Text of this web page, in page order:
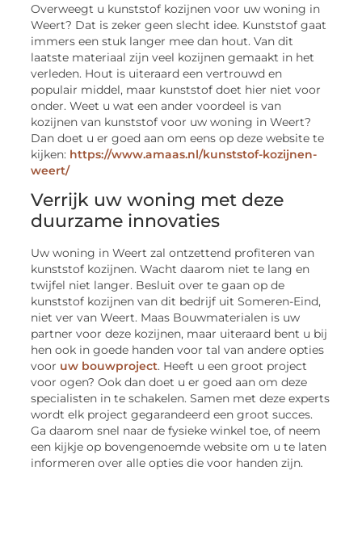
Overweegt u kunststof kozijnen voor uw woning in
Weert? Dat is zeker geen slecht idee. Kunststof gaat
immers een stuk langer mee dan hout. Van dit
laatste materiaal zijn veel kozijnen gemaakt in het
verleden. Hout is uiteraard een vertrouwd en
populair middel, maar kunststof doet hier niet voor
onder. Weet u wat een ander voordeel is van
kozijnen van kunststof voor uw woning in Weert?
Dan doet u er goed aan om eens op deze website te
kijken: https://www.amaas.nl/kunststof-kozijnen-
weert/
Verrijk uw woning met deze
duurzame innovaties
Uw woning in Weert zal ontzettend profiteren van
kunststof kozijnen. Wacht daarom niet te lang en
twijfel niet langer. Besluit over te gaan op de
kunststof kozijnen van dit bedrijf uit Someren-Eind,
niet ver van Weert. Maas Bouwmaterialen is uw
partner voor deze kozijnen, maar uiteraard bent u bij
hen ook in goede handen voor tal van andere opties
voor uw bouwproject. Heeft u een groot project
voor ogen? Ook dan doet u er goed aan om deze
specialisten in te schakelen. Samen met deze experts
wordt elk project gegarandeerd een groot succes.
Ga daarom snel naar de fysieke winkel toe, of neem
een kijkje op bovengenoemde website om u te laten
informeren over alle opties die voor handen zijn.